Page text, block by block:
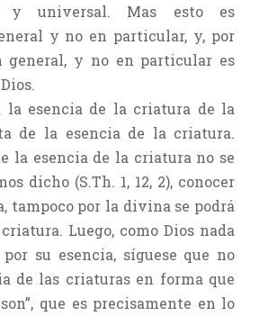
y universal. Mas esto es
y no en particular, y, por
general, y no en particular es
la esencia de la criatura de la
de la esencia de la criatura.
la esencia de la criatura no se
dicho (S.Th. 1, 12, 2), conocer
tampoco por la divina se podrá
Luego, como Dios nada
su esencia, síguese que no
de las criaturas en forma que
que es precisamente en lo